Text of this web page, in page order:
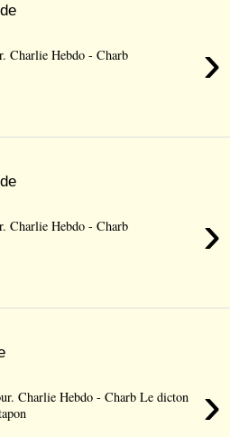
›
Charlie Hebdo - Charb
›
Charlie Hebdo - Charb
›
Charlie Hebdo - Charb Le dicton